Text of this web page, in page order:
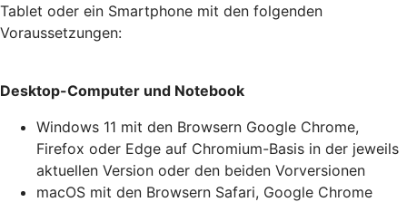
Tablet oder ein Smartphone mit den folgenden
Voraussetzungen:
Desktop-Computer und Notebook
Windows 11 mit den Browsern Google Chrome,
Firefox oder Edge auf Chromium-Basis in der jeweils
aktuellen Version oder den beiden Vorversionen
macOS mit den Browsern Safari, Google Chrome